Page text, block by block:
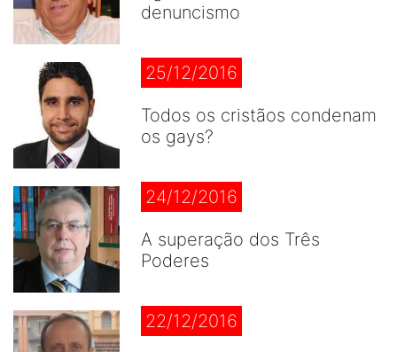
denuncismo
25/12/2016
Todos os cristãos condenam
os gays?
24/12/2016
A superação dos Três
Poderes
22/12/2016